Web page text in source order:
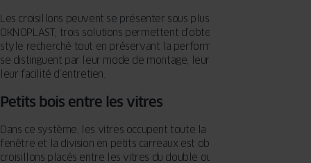
Les croisillons peuvent se présenter sous plusieurs formes. Chez
OKNOPLAST, trois solutions permettent d’obtenir un rendu fidèle au
style recherché tout en préservant la performance du vitrage. Elles
se distinguent par leur mode de montage, leur présence visuelle et
leur facilité d’entretien.
Petits bois entre les vitres
Dans ce système, les vitres occupent toute la hauteur du cadre de la
fenêtre et la division en petits carreaux est obtenue grâce aux
croisillons placés entre les vitres du double ou du triple vitrage.